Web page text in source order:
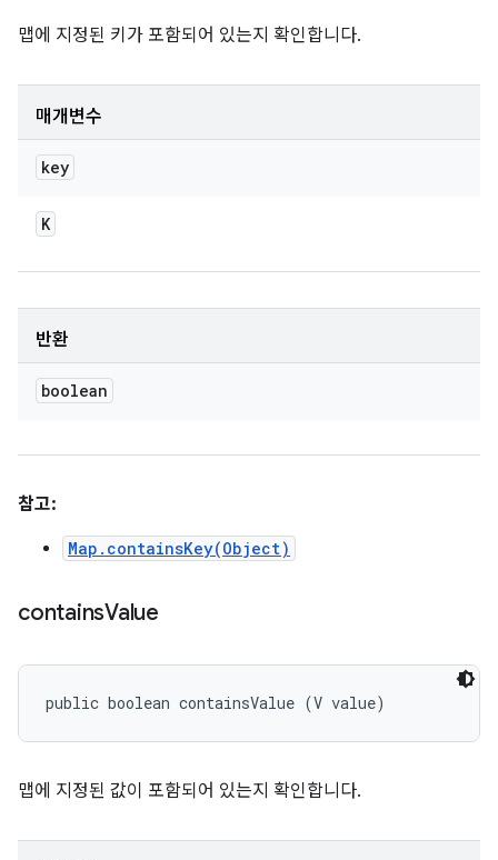
맵에 지정된 키가 포함되어 있는지 확인합니다.
매개변수
key
K
반환
boolean
참고:
Map.containsKey(Object)
containsValue
public boolean containsValue (V value)
맵에 지정된 값이 포함되어 있는지 확인합니다.